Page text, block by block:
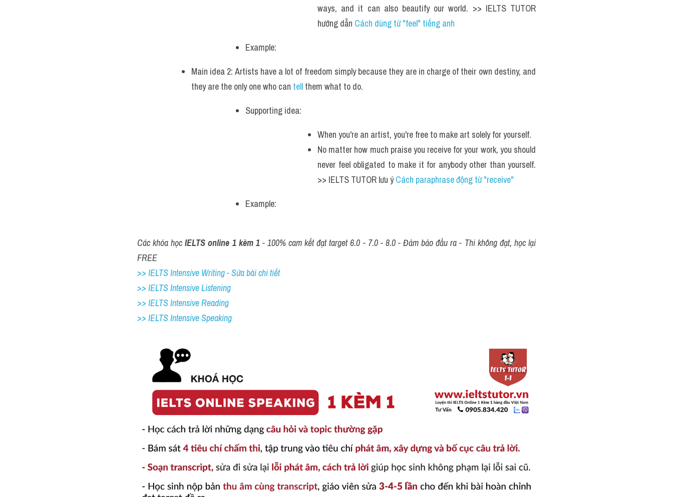
ways, and it can also beautify our world. >> IELTS TUTOR
hướng dẫn Cách dùng từ "feel" tiếng anh
Example:
Main idea 2: Artists have a lot of freedom simply because they are in charge of their own destiny, and
they are the only one who can tell them what to do.
Supporting idea:
When you're an artist, you're free to make art solely for yourself.
No matter how much praise you receive for your work, you should
never feel obligated to make it for anybody other than yourself.
>> IELTS TUTOR lưu ý Cách paraphrase động từ "receive"
Example:
Các khóa học IELTS online 1 kèm 1 - 100% cam kết đạt target 6.0 - 7.0 - 8.0 - Đảm bảo đầu ra - Thi không đạt, học lại
FREE
>> IELTS Intensive Writing - Sửa bài chi tiết
>> IELTS Intensive Listening
>> IELTS Intensive Reading
>> IELTS Intensive Speaking